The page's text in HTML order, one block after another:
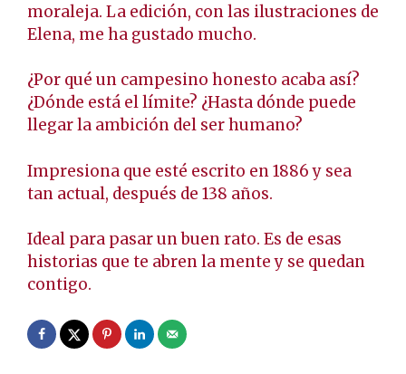
moraleja. La edición, con las ilustraciones de
Elena, me ha gustado mucho.
¿Por qué un campesino honesto acaba así?
¿Dónde está el límite? ¿Hasta dónde puede
llegar la ambición del ser humano?
Impresiona que esté escrito en 1886 y sea
tan actual, después de 138 años.
Ideal para pasar un buen rato. Es de esas
historias que te abren la mente y se quedan
contigo.